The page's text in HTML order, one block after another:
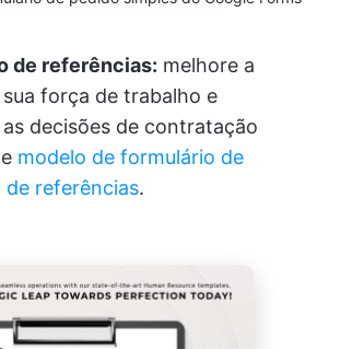
de referências: melhore a
sua força de trabalho e
decisões de contratação
modelo de formulário de
referências.